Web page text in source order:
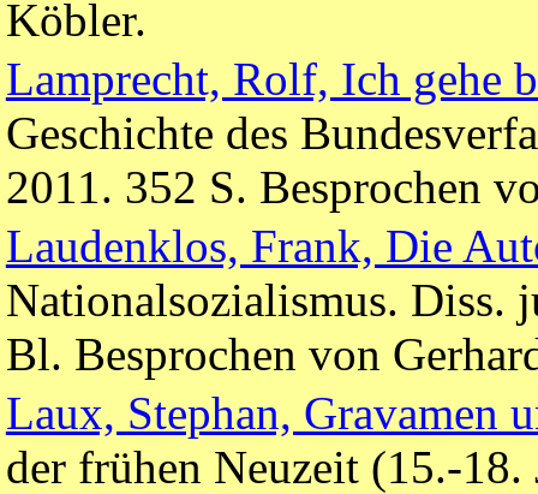
Köbler.
Lamprecht, Rolf, Ich gehe
Geschichte des
2011. 352 S. Besprochen
Laudenklos, Frank, Die
Nationalsozialismus. Diss.
Bl. Besprochen von
Laux, Stephan, Gravamen
der frühen Neuzeit (15.-